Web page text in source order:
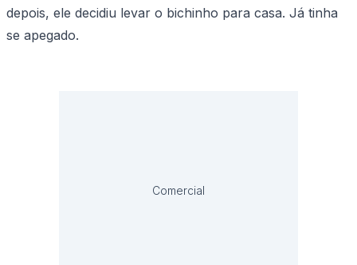
depois, ele decidiu levar o bichinho para casa. Já tinha
se apegado.
Comercial